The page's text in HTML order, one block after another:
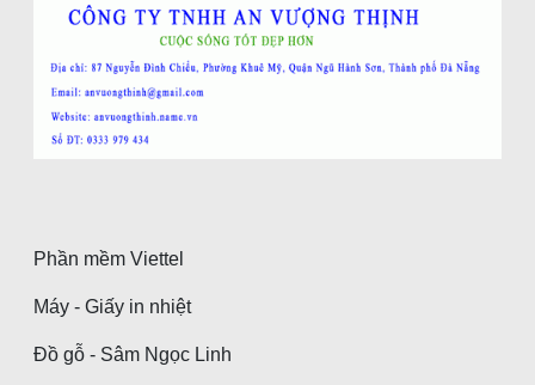
Phần mềm Viettel
Máy - Giấy in nhiệt
Đồ gỗ - Sâm Ngọc Linh